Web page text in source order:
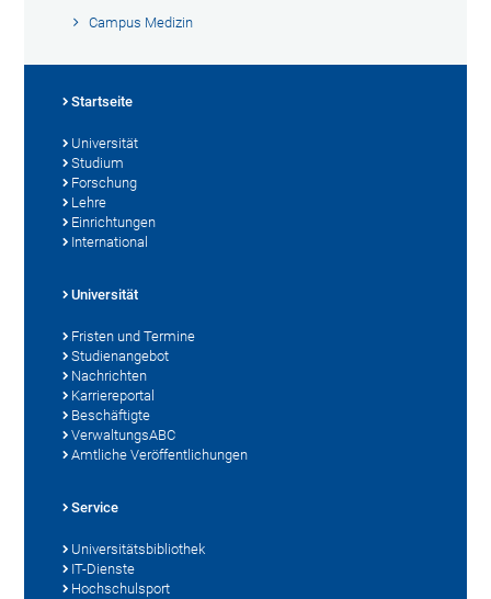
Campus Medizin
Startseite
Universität
Studium
Forschung
Lehre
Einrichtungen
International
Universität
Fristen und Termine
Studienangebot
Nachrichten
Karriereportal
Beschäftigte
VerwaltungsABC
Amtliche Veröffentlichungen
Service
Universitätsbibliothek
IT-Dienste
Hochschulsport